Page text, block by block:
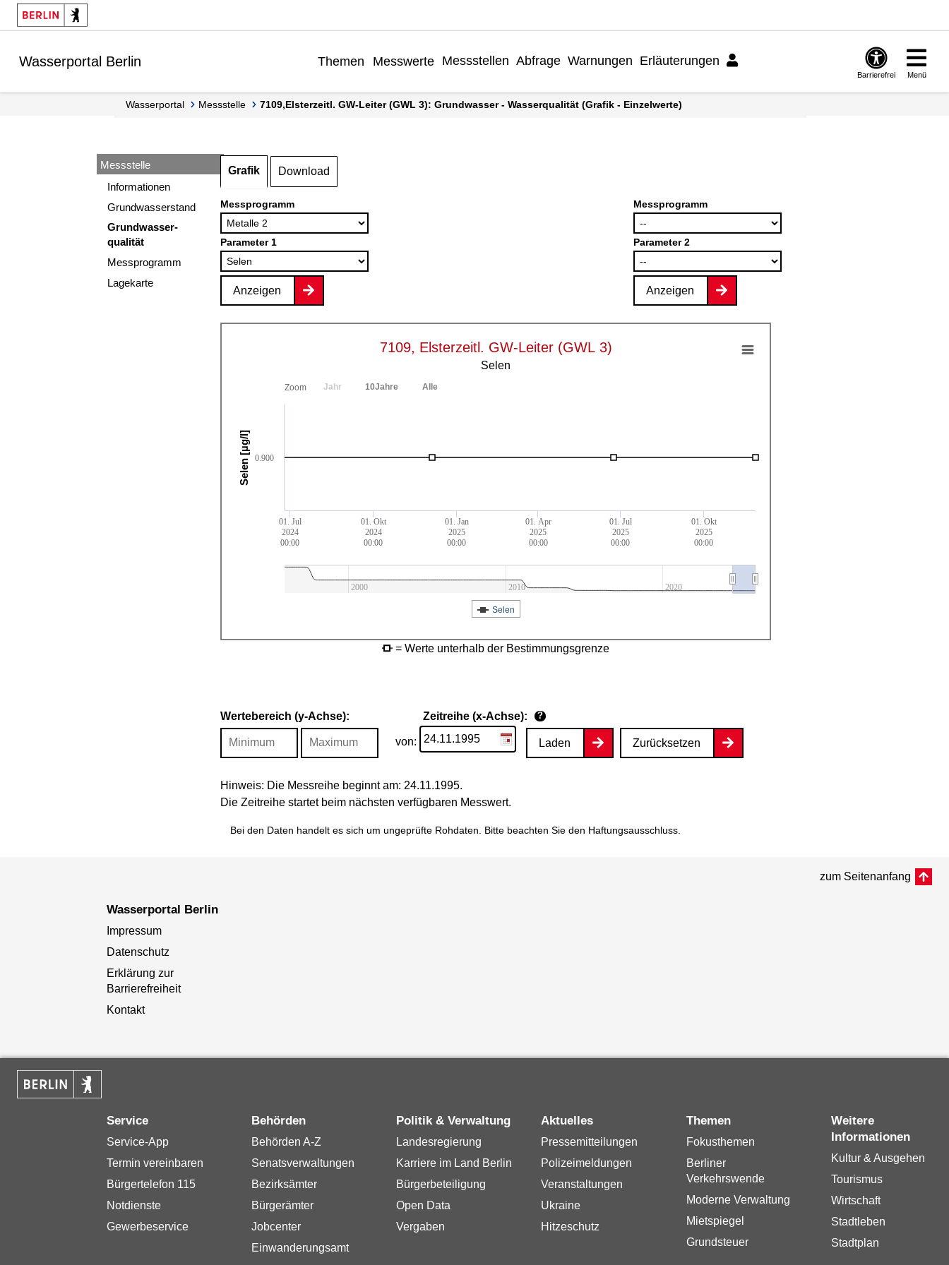
Springe zur Navigation
Springe zum Inhalt
Wasserportal Berlin Themen Messwerte Messstellen Abfrage Warnungen Erläuterungen
Barrierefrei Menü
Wasserportal Messstelle 7109,Elsterzeitl. GW-Leiter (GWL 3): Grundwasser - Wasserqualität (Grafik - Einzelwerte)
Messstelle
Informationen
Grundwasserstand
Grundwasser-
qualität
Messprogramm
Lagekarte
Grafik Download
Messprogramm
Parameter 1
Anzeigen
Messprogramm
Parameter 2
Anzeigen
Selen [µg/l]
7109, Elsterzeitl. GW-Leiter (GWL 3)
Selen
01. Jul
2024
00:00
01. Okt
2024
00:00
01. Jan
2025
00:00
01. Apr
2025
00:00
01. Jul
2025
00:00
01. Okt
2025
00:00
2000 2010 2020
0.900
Zoom Jahr 10Jahre Alle
Selen
= Werte unterhalb der Bestimmungsgrenze
Wertebereich (y-Achse): Zeitreihe (x-Achse): ?
von: Laden Zurücksetzen
Hinweis: Die Messreihe beginnt am: 24.11.1995.
Die Zeitreihe startet beim nächsten verfügbaren Messwert.
Bei den Daten handelt es sich um ungeprüfte Rohdaten. Bitte beachten Sie den Haftungsausschluss.
zum Seitenanfang
Wasserportal Berlin
Impressum
Datenschutz
Erklärung zur
Barrierefreiheit
Kontakt
Service
Service-App
Termin vereinbaren
Bürgertelefon 115
Notdienste
Gewerbeservice
Behörden
Behörden A-Z
Senatsverwaltungen
Bezirksämter
Bürgerämter
Jobcenter
Einwanderungsamt
Politik & Verwaltung
Landesregierung
Karriere im Land Berlin
Bürgerbeteiligung
Open Data
Vergaben
Aktuelles
Pressemitteilungen
Polizeimeldungen
Veranstaltungen
Ukraine
Hitzeschutz
Themen
Fokusthemen
Berliner
Verkehrswende
Moderne Verwaltung
Mietspiegel
Grundsteuer
Weitere
Informationen
Kultur & Ausgehen
Tourismus
Wirtschaft
Stadtleben
Stadtplan